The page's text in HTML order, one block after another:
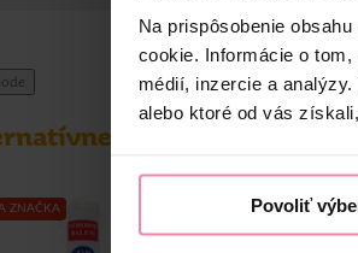
Na prispôsobenie
cookie. Informácie o
médií, inzercie a
alebo ktoré od vás
Povoliť
produkty
ZNAČKA NAŠA ZNAČKA